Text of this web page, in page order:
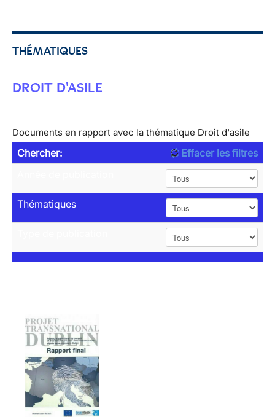
THÉMATIQUES
DROIT D'ASILE
Documents en rapport avec la thématique Droit d'asile
Chercher:
Effacer les filtres
Thématiques